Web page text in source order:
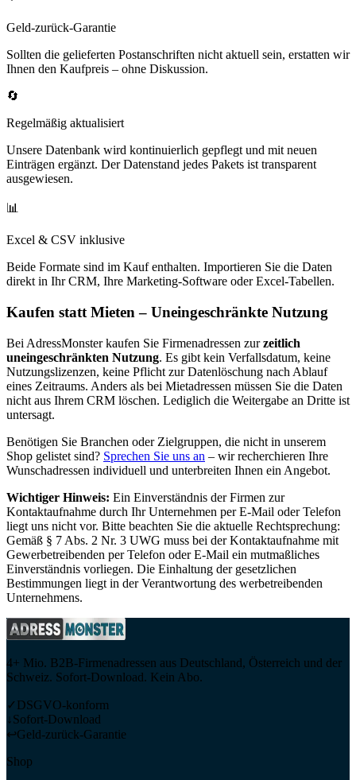
Geld-zurück-Garantie
Sollten die gelieferten Postanschriften nicht aktuell sein, erstatten wir
Ihnen den Kaufpreis – ohne Diskussion.
🔄
Regelmäßig aktualisiert
Unsere Datenbank wird kontinuierlich gepflegt und mit neuen
Einträgen ergänzt. Der Datenstand jedes Pakets ist transparent
ausgewiesen.
📊
Excel & CSV inklusive
Beide Formate sind im Kauf enthalten. Importieren Sie die Daten
direkt in Ihr CRM, Ihre Marketing-Software oder Excel-Tabellen.
Kaufen statt Mieten – Uneingeschränkte Nutzung
Bei AdressMonster kaufen Sie Firmenadressen zur zeitlich
uneingeschränkten Nutzung. Es gibt kein Verfallsdatum, keine
Nutzungslizenzen, keine Pflicht zur Datenlöschung nach Ablauf
eines Zeitraums. Anders als bei Mietadressen müssen Sie die Daten
nicht aus Ihrem CRM löschen. Lediglich die Weitergabe an Dritte ist
untersagt.
Benötigen Sie Branchen oder Zielgruppen, die nicht in unserem
Shop gelistet sind? Sprechen Sie uns an – wir recherchieren Ihre
Wunschadressen individuell und unterbreiten Ihnen ein Angebot.
Wichtiger Hinweis: Ein Einverständnis der Firmen zur
Kontaktaufnahme durch Ihr Unternehmen per E-Mail oder Telefon
liegt uns nicht vor. Bitte beachten Sie die aktuelle Rechtsprechung:
Gemäß § 7 Abs. 2 Nr. 3 UWG muss bei der Kontaktaufnahme mit
Gewerbetreibenden per Telefon oder E-Mail ein mutmaßliches
Einverständnis vorliegen. Die Einhaltung der gesetzlichen
Bestimmungen liegt in der Verantwortung des werbetreibenden
Unternehmens.
4+ Mio. B2B-Firmenadressen aus Deutschland, Österreich und der
Schweiz. Sofort-Download. Kein Abo.
✓ DSGVO-konform
↓Sofort-Download
↩Geld-zurück-Garantie
Shop